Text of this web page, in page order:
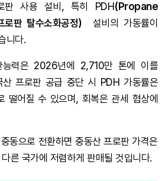
판 사용 설비, 특히 PDH (Propane
판 탈수소화공정) 설비의 가동률이
니다.
력은 2026년에 2,710만 톤에 이를
산 프로판 공급 중단 시 PDH 가동률은
떨어질 수 있으며, 회복은 관세 협상에
동으로 전환하면 중동산 프로판 가격은
른 국가에 저렴하게 판매될 것입니다.